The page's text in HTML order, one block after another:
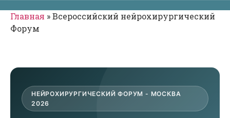
Главная »Всероссийский нейрохирургический
Форум
НЕЙРОХИРУРГИЧЕСКИЙ ФОРУМ - МОСКВА
2026